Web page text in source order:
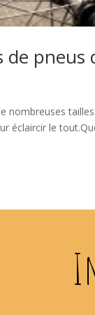
pneus
éclaircir le